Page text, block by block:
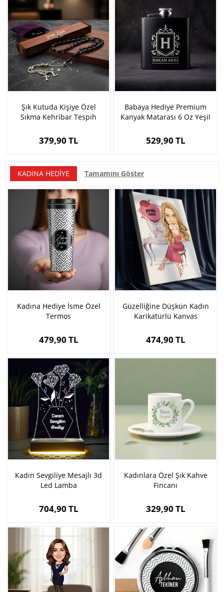
Şık Kutuda Kişiye Özel
Sıkma Kehribar Tespih
379,90 TL
Babaya Hediye Premium
Kanyak Matarası 6 Oz Yeşil
529,90 TL
KADINA HEDIYE Tamamını Göster
Kadına Hediye İsme Özel
Termos
479,90 TL
Güzelliğine Düşkün Kadın
Karikatürlü Kanvas
474,90 TL
Kadın Sevgiliye Mesajlı 3d
Led Lamba
704,90 TL
Kadınlara Özel Şık Kahve
Fincanı
329,90 TL